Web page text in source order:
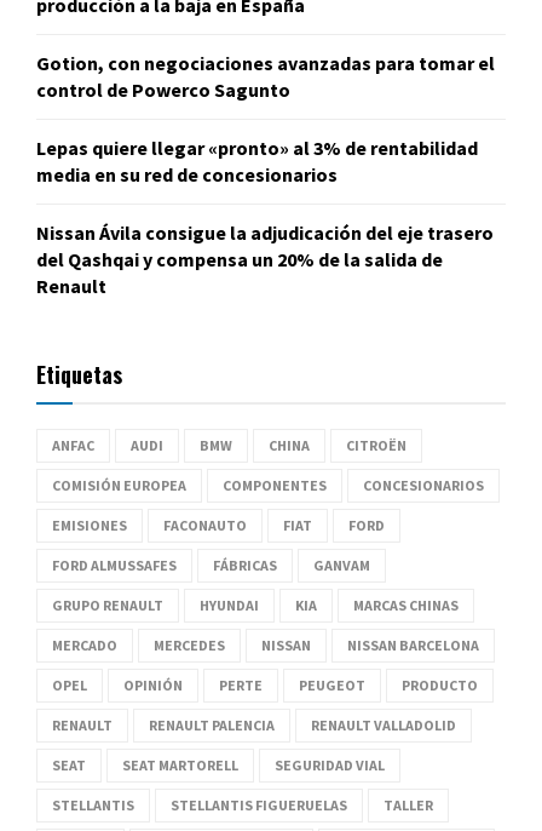
producción a la baja en España
Gotion, con negociaciones avanzadas para tomar el
control de Powerco Sagunto
Lepas quiere llegar «pronto» al 3% de rentabilidad
media en su red de concesionarios
Nissan Ávila consigue la adjudicación del eje trasero
del Qashqai y compensa un 20% de la salida de
Renault
Etiquetas
ANFAC AUDI BMW CHINA CITROËN
COMISIÓN EUROPEA COMPONENTES CONCESIONARIOS
EMISIONES FACONAUTO FIAT FORD
FORD ALMUSSAFES FÁBRICAS GANVAM
GRUPO RENAULT HYUNDAI KIA MARCAS CHINAS
MERCADO MERCEDES NISSAN NISSAN BARCELONA
OPEL OPINIÓN PERTE PEUGEOT PRODUCTO
RENAULT RENAULT PALENCIA RENAULT VALLADOLID
SEAT SEAT MARTORELL SEGURIDAD VIAL
STELLANTIS STELLANTIS FIGUERUELAS TALLER